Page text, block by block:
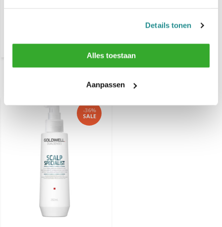
Details tonen
Alles toestaan
Aanpassen
€ 18,45€ 11,95
-36%
SALE